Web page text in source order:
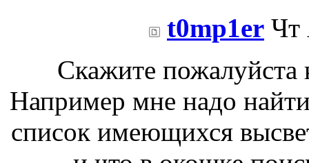
t0mp1er Чт
Скажите пожалуйста
Например мне надо
список имеющихся